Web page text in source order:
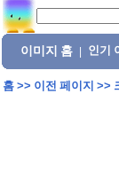
이미지 홈 인기
홈>> 이전 페이지 >>